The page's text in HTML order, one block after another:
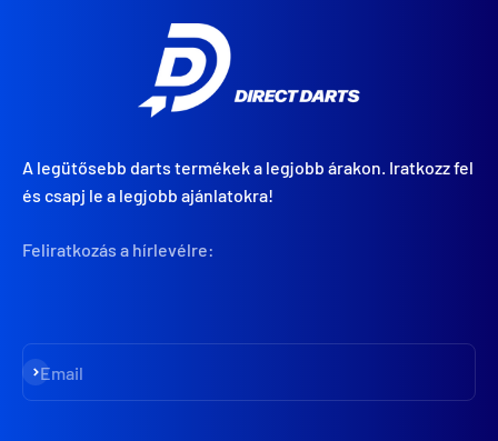
A legütősebb darts termékek a legjobb árakon. Iratkozz fel
és csapj le a legjobb ajánlatokra!
Feliratkozás a hírlevélre:
Email
Iratkozz fel